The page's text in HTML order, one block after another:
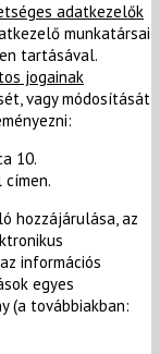
adatkezelők
munkatársai
tartásával.
jogainak
vagy módosítását
10.
címen.
hozzájárulása, az
információs
egyes
(a továbbiakban: